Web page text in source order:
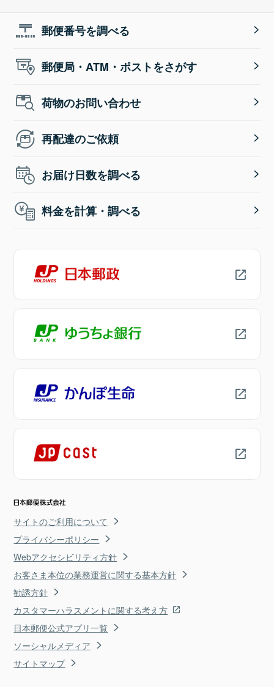
郵便番号を調べる
郵便局・ATM・ポストをさがす
荷物のお問い合わせ
再配達のご依頼
お届け日数を調べる
料金を計算・調べる
サイトのご利用について
プライバシーポリシー
Webアクセシビリティ方針
お客さま本位の業務運営に関する基本方針
勧誘方針
カスタマーハラスメントに関する考え方
日本郵便公式アプリ一覧
ソーシャルメディア
サイトマップ